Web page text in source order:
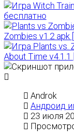
бесплатно
Zombies v1.2 apk
About Time v4.1.1
Androk
Андроид
23 июля